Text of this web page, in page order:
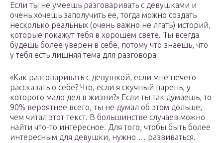
Если ты не умеешь разговаривать с девушками и
очень хочешь заполучить ее, тогда можно создать
несколько реальных (очень важно не лгать) историй,
которые покажут тебя в хорошем свете. Ты всегда
будешь более уверен в себе, потому что знаешь, что
у тебя есть лишняя тема для разговора
«Как разговаривать с девушкой, если мне нечего
рассказать о себе? Что, если я скучный парень, у
которого мало дел в жизни?» Если ты так думаешь, то
90% вероятнее всего, ты не думал об этом дольше,
чем читал этот текст. В большинстве случаев можно
найти что-то интересное. Для того, чтобы быть более
интересным для девушки, нужно … развиваться.